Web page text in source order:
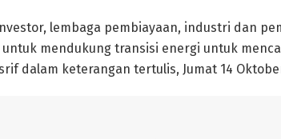
lembaga pembiayaan, industri dan
mendukung transisi energi untuk
dalam keterangan tertulis, Jumat 14